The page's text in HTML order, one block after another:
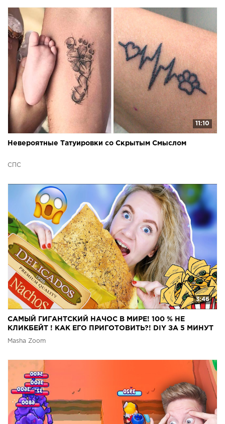
11:10
Невероятные Татуировки со Скрытым Смыслом
СПС
3:46
САМЫЙ ГИГАНТСКИЙ НАЧОС В МИРЕ! 100 % НЕ
КЛИКБЕЙТ ! КАК ЕГО ПРИГОТОВИТЬ?! DIY ЗА 5 МИНУТ
Masha Zoom